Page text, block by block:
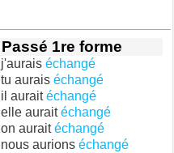
Passé 1re forme
j'aurais échangé
tu aurais échangé
il auraitéchangé
elle auraitéchangé
on auraitéchangé
nous aurions échangé